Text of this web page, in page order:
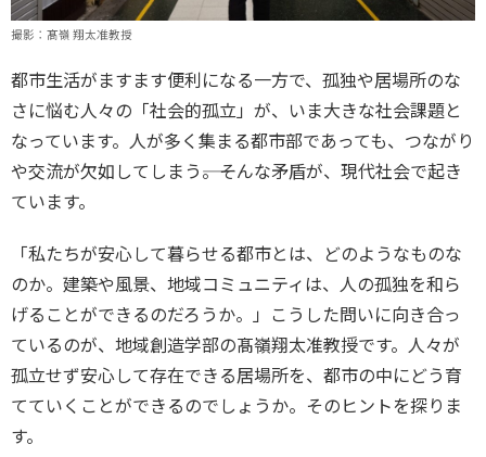
撮影：髙嶺 翔太准教授
都市生活がますます便利になる一方で、孤独や居場所のな
さに悩む人々の「社会的孤立」が、いま大きな社会課題と
なっています。人が多く集まる都市部であっても、つながり
や交流が欠如してしまう――。そんな矛盾が、現代社会で起き
ています。
「私たちが安心して暮らせる都市とは、どのようなものな
のか。建築や風景、地域コミュニティは、人の孤独を和ら
げることができるのだろうか。」こうした問いに向き合っ
ているのが、地域創造学部の髙嶺翔太准教授です。人々が
孤立せず安心して存在できる居場所を、都市の中にどう育
てていくことができるのでしょうか。そのヒントを探りま
す。